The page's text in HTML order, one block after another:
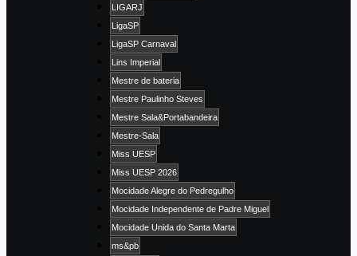
LIGARJ
LigaSP
LigaSP Carnaval
Lins Imperial
Mestre de bateria
Mestre Paulinho Steves
Mestre Sala&Portabandeira
Mestre-Sala
Miss UESP
Miss UESP 2026
Mocidade Alegre do Pedregulho
Mocidade Independente de Padre Miguel
Mocidade Unida do Santa Marta
ms&pb